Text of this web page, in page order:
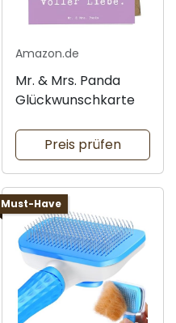
Amazon.de
Mr. & Mrs. Panda
Glückwunschkarte
Preis prüfen
Must-Have